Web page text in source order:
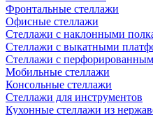
Фронтальные стеллажи
Офисные стеллажи
Стеллажи с наклонными
Стеллажи с выкатными
Стеллажи с
Мобильные стеллажи
Консольные стеллажи
Стеллажи для инструментов
Кухонные стеллажи из